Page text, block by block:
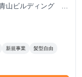
山ビルディング
新規事業 髪型自由